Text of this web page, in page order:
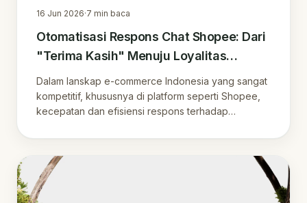
16 Jun 2026·7 min baca
Otomatisasi Respons Chat Shopee: Dari
"Terima Kasih" Menuju Loyalitas
Pelanggan Jangka Panjang
Dalam lanskap e-commerce Indonesia yang sangat
kompetitif, khususnya di platform seperti Shopee,
kecepatan dan efisiensi respons terhadap